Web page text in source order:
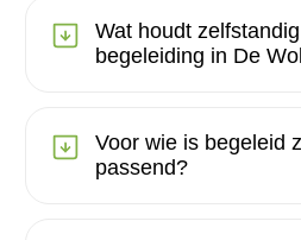
Wat houdt
begeleiding in De
Voor wie is begeleid
passend?